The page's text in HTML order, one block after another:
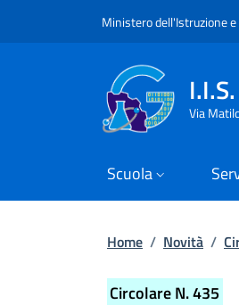
Ministero dell'Istruzione
Via
Scuola
Briciole di
Home / Novità /
Circolare N. 435